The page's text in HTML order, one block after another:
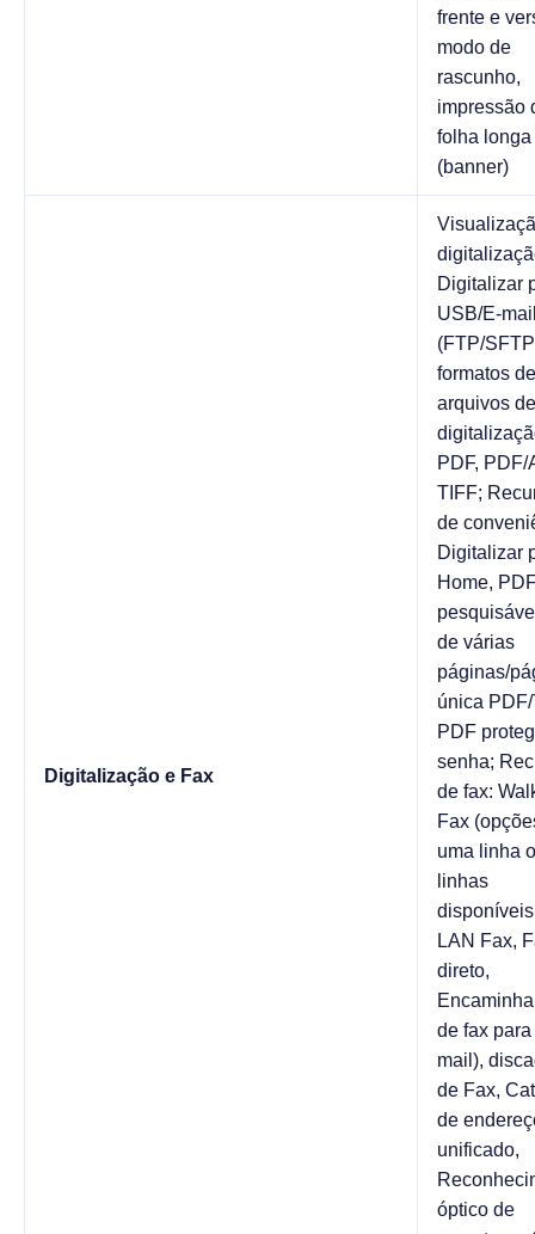
frente e
modo de
rascunho,
impressão
folha longa
(banner)
Digitalização e Fax
Digitalizar
USB/E-
(FTP/
formatos de
arquivos de
PDF, PDF/
TIFF;
de
Digitalizar
Home,
de várias
páginas/
única PDF/
PDF
senha;
de fax:
Fax
uma linha
linhas
LAN Fax,
direto,
de fax para
mail),
de Fax,
de
unificado,
óptico de